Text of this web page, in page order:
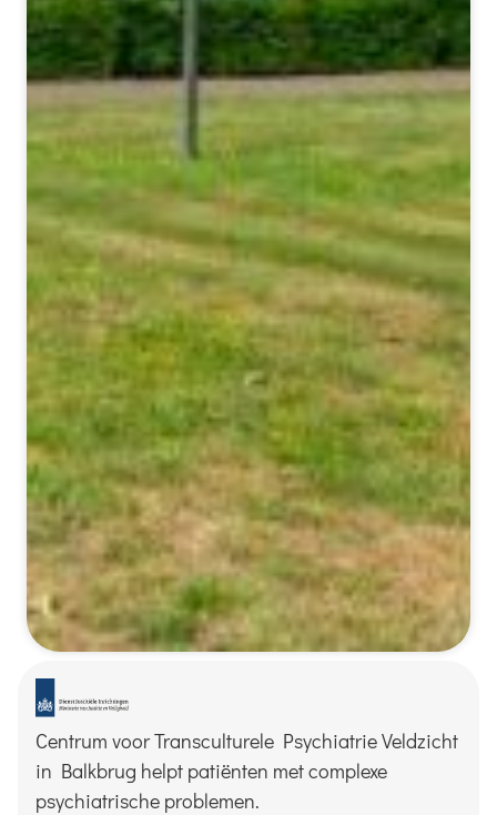
Centrum voor Transculturele Psychiatrie Veldzicht
in Balkbrug helpt patiënten met complexe
psychiatrische problemen.